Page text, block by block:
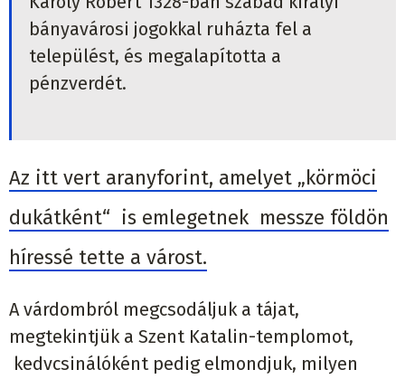
bányavárosi jogokkal ruházta fel a
települést, és megalapította a
pénzverdét.
Az itt vert aranyforint, amelyet „körmöci
dukátként“ is emlegetnek messze földön
híressé tette a várost.
A várdombról megcsodáljuk a tájat,
megtekintjük a Szent Katalin-templomot,
kedvcsinálóként pedig elmondjuk, milyen